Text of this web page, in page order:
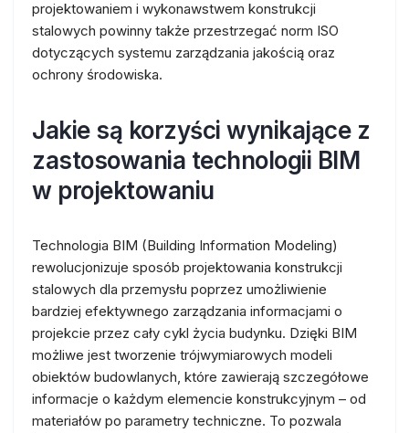
projektowaniem i wykonawstwem konstrukcji
stalowych powinny także przestrzegać norm ISO
dotyczących systemu zarządzania jakością oraz
ochrony środowiska.
Jakie są korzyści wynikające z
zastosowania technologii BIM
w projektowaniu
Technologia BIM (Building Information Modeling)
rewolucjonizuje sposób projektowania konstrukcji
stalowych dla przemysłu poprzez umożliwienie
bardziej efektywnego zarządzania informacjami o
projekcie przez cały cykl życia budynku. Dzięki BIM
możliwe jest tworzenie trójwymiarowych modeli
obiektów budowlanych, które zawierają szczegółowe
informacje o każdym elemencie konstrukcyjnym – od
materiałów po parametry techniczne. To pozwala